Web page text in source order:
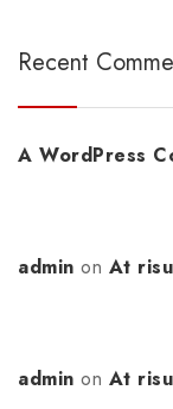
Recent
A WordPress
admin on At
admin on At